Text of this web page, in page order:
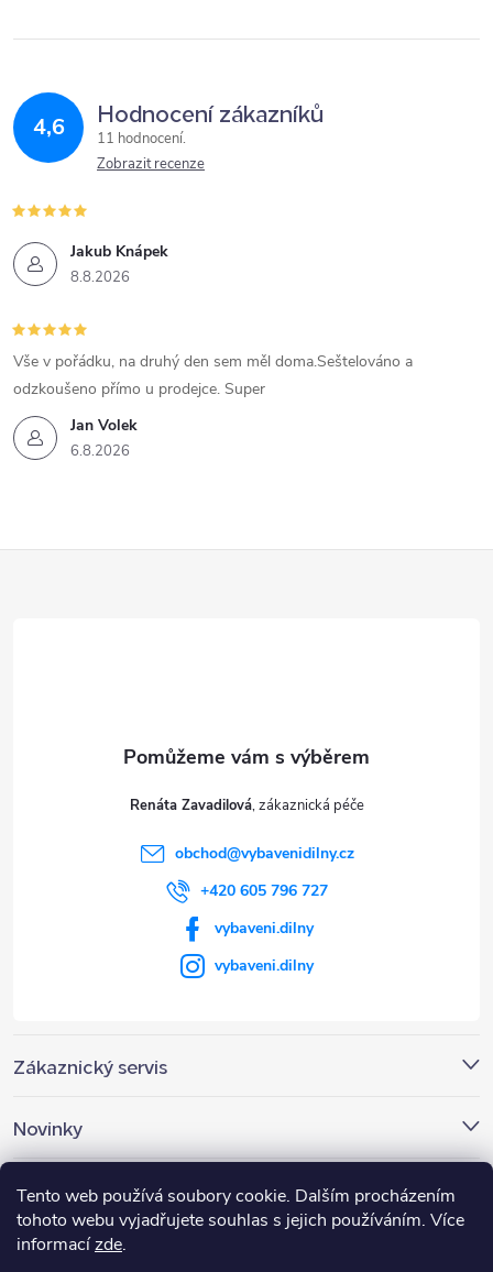
Tento web používá soubory cookie. Dalším procházením
tohoto webu vyjadřujete souhlas s jejich používáním. Více
informacízde.
4,6 Hodnocení zákazníků
11 hodnocení
Zobrazit recenze
Jakub Knápek
8.8.2026
Jan Volek
6.8.2026
Vše v pořádku, na druhý den sem měl doma.Seštelováno a
odzkoušeno přímo u prodejce. Super
Zákaznický servis
Novinky
Nákupní košík
Renáta Zavadilová
obchod@vybavenidilny.cz
+420 605 796 727
vybaveni.dilny
vybaveni.dilny